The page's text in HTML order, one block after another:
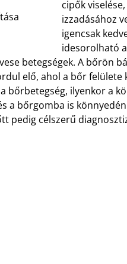
cipők
izzadásához
igencsak
idesorolható
betegségek. A bőrön
elő, ahol a bőr felülete
bőrbetegség, ilyenkor a
a bőrgomba is
pedig célszerű